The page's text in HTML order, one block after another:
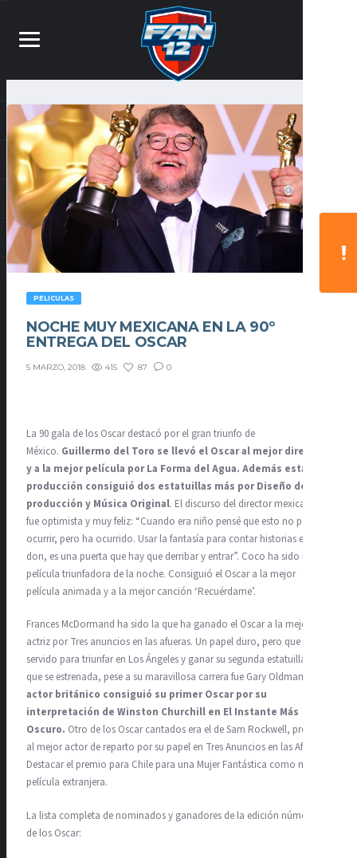
PELICULAS
NOCHE MUY MEXICANA EN LA 90º
ENTREGA DEL OSCAR
5 MARZO, 2018 415 87 0
La 90 gala de los Oscar destacó por el gran triunfo de
México. Guillermo del Toro se llevó el Oscar al mejor director
y a la mejor película por La Forma del Agua. Además esta
producción consiguió dos estatuillas más por Diseño de
producción y Música Original. El discurso del director mexicano
fue optimista y muy feliz: “Cuando era niño pensé que esto no podía
ocurrir, pero ha ocurrido. Usar la fantasía para contar historias es un
don, es una puerta que hay que derribar y entrar”. Coco ha sido la otra
película triunfadora de la noche. Consiguió el Oscar a la mejor
película animada y a la mejor canción ‘Recuérdame’.
Frances McDormand ha sido la que ha ganado el Oscar a la mejor
actriz por Tres anuncios en las afueras. Un papel duro, pero que le ha
servido para triunfar en Los Ángeles y ganar su segunda estatuilla. El
que se estrenada, pese a su maravillosa carrera fue Gary Oldman.
actor británico consiguió su primer Oscar por su
interpretación de Winston Churchill en El Instante Más
Oscuro. Otro de los Oscar cantados era el de Sam Rockwell, premio
al mejor actor de reparto por su papel en Tres Anuncios en las Afueras.
Destacar el premio para Chile para una Mujer Fantástica como mejor
película extranjera.
La lista completa de nominados y ganadores de la edición número 90
de los Oscar: